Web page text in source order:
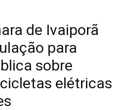
de Ivaiporã
para
sobre
elétricas